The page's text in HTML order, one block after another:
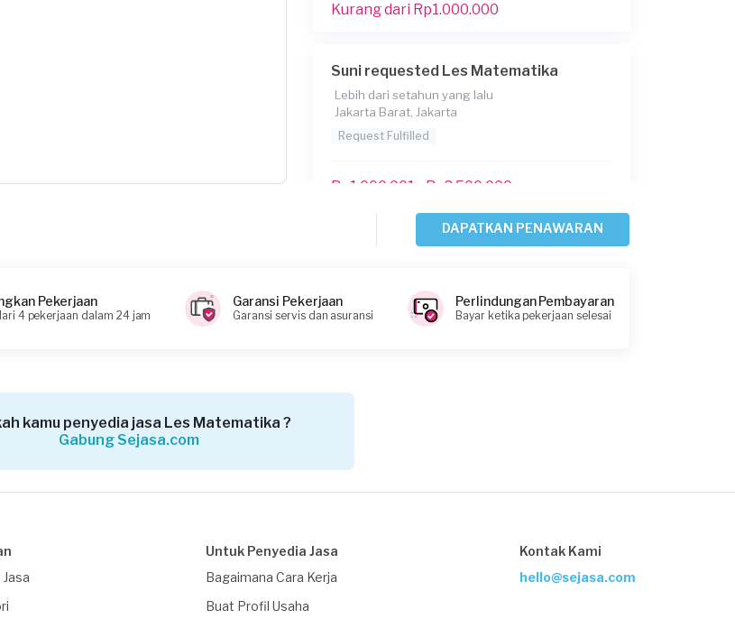
Kurang dari Rp1.000.000
Suni requested Les Matematika
Lebih dari setahun yang lalu
Jakarta Barat, Jakarta
Request Fulfilled
Rp1.000.001 - Rp2.500.000
Astrid requested Les Matematika
Jakarta Selatan, Jakarta
Request Fulfilled
Jakarta Utara, Jakarta
Request Fulfilled
DAPATKAN PENAWARAN
Pekerjaan
4 pekerjaan dalam 24 jam
Garansi Pekerjaan
Garansi servis dan asuransi
Perlindungan Pembayaran
Bayar ketika pekerjaan selesai
kamu penyedia jasa Les Matematika ?
Gabung Sejasa.com
Untuk Penyedia Jasa
Bagaimana Cara Kerja
Buat Profil Usaha
Kontak Kami
hello@sejasa.com